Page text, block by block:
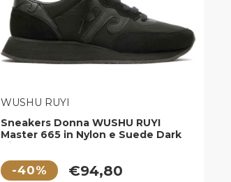
VENDITORE:
WUSHU RUYI
Sneakers Donna WUSHU RUYI
Master 665 in Nylon e Suede Dark
-40%
Prezzo di vendita€94,80